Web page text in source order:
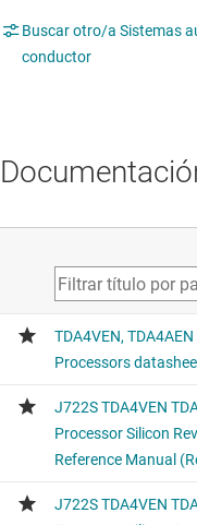
Buscar otro/a Sistemas
conductor